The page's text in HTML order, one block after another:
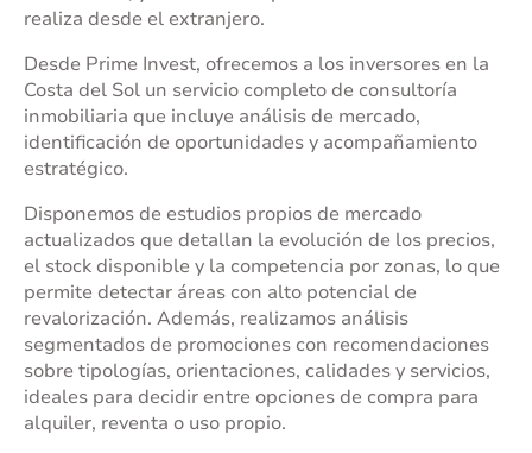
realiza desde el extranjero.
Desde Prime Invest, ofrecemos a los inversores en la
Costa del Sol un servicio completo de consultoría
inmobiliaria que incluye análisis de mercado,
identificación de oportunidades y acompañamiento
estratégico.
Disponemos de estudios propios de mercado
actualizados que detallan la evolución de los precios,
el stock disponible y la competencia por zonas, lo que
permite detectar áreas con alto potencial de
revalorización. Además, realizamos análisis
segmentados de promociones con recomendaciones
sobre tipologías, orientaciones, calidades y servicios,
ideales para decidir entre opciones de compra para
alquiler, reventa o uso propio.